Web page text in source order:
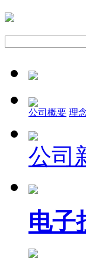
公司概要 理
公司
电子